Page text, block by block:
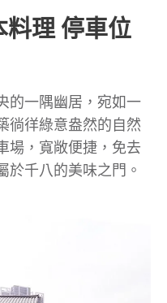
料理 停車位
的一隅幽居，宛如一
徜徉綠意盎然的自然
場，寬敞便捷，免去
於千八的美味之門。